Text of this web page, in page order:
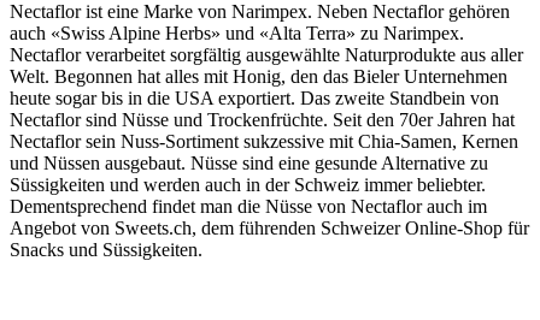
Nectaflor ist eine Marke von Narimpex. Neben Nectaflor gehören
auch «Swiss Alpine Herbs» und «Alta Terra» zu Narimpex.
Nectaflor verarbeitet sorgfältig ausgewählte Naturprodukte aus aller
Welt. Begonnen hat alles mit Honig, den das Bieler Unternehmen
heute sogar bis in die USA exportiert. Das zweite Standbein von
Nectaflor sind Nüsse und Trockenfrüchte. Seit den 70er Jahren hat
Nectaflor sein Nuss-Sortiment sukzessive mit Chia-Samen, Kernen
und Nüssen ausgebaut. Nüsse sind eine gesunde Alternative zu
Süssigkeiten und werden auch in der Schweiz immer beliebter.
Dementsprechend findet man die Nüsse von Nectaflor auch im
Angebot von Sweets.ch, dem führenden Schweizer Online-Shop für
Snacks und Süssigkeiten.